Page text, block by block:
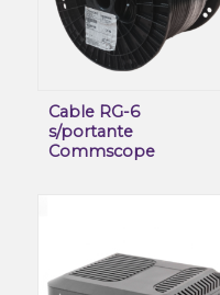
Cable RG-6
s/portante
Commscope